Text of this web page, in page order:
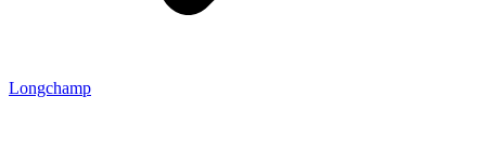
Longchamp